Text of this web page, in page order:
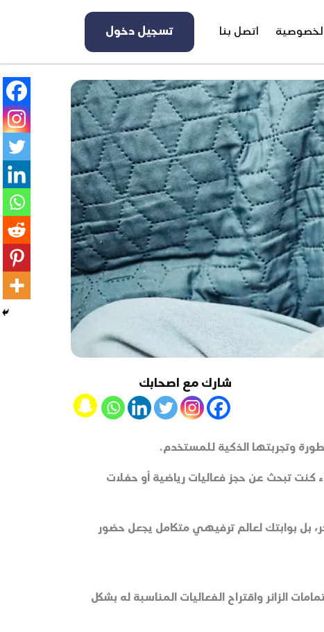
اتصل بنا تسجيل دخول
شارك مع اصحابك
وتجربتها الذكية للمستخدم.
كنت تبحث عن حجز فعاليات رياضية أو حفلات
بل بوابتك لعالم ترفيهي متكامل يجعل حضور
الزائر واقتراح الفعاليات المناسبة له بشكل